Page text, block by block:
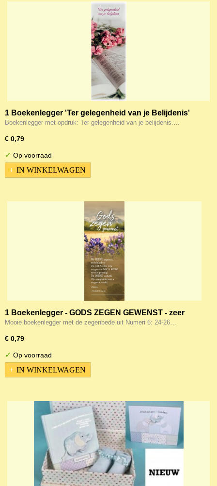
1 Boekenlegger 'Ter gelegenheid van je Belijdenis'
Boekenlegger met opdruk: Ter gelegenheid van je belijdenis.…
€ 0,79
✓ Op voorraad
IN WINKELWAGEN
1 Boekenlegger - GODS ZEGEN GEWENST - zeer
geschikt voor Belijdenis
Mooie boekenlegger met de zegenbede uit Numeri 6: 24-26…
€ 0,79
✓ Op voorraad
IN WINKELWAGEN